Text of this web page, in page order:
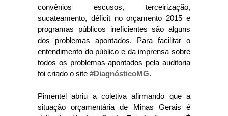
convênios escusos, terceirização,
sucateamento, déficit no orçamento 2015 e
programas públicos ineficientes são alguns
dos problemas apontados. Para facilitar o
entendimento do público e da imprensa sobre
todos os problemas apontados pela auditoria
foi criado o site #DiagnósticoMG.
Pimentel abriu a coletiva afirmando que a
situação orçamentária de Minas Gerais é